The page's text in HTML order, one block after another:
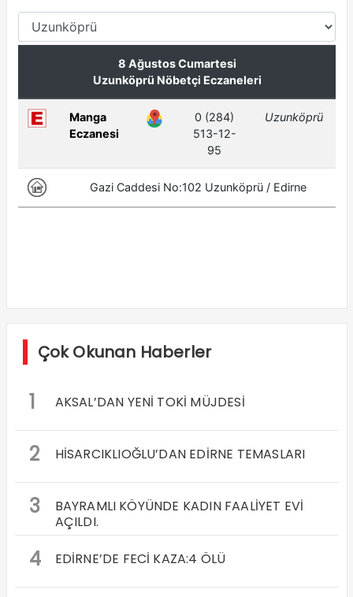
Çok Okunan Haberler
1 AKSAL’DAN YENİ TOKİ MÜJDESİ
2 HİSARCIKLIOĞLU’DAN EDİRNE TEMASLARI
3
BAYRAMLI KÖYÜNDE KADIN FAALİYET EVİ
AÇILDI.
4 EDİRNE’DE FECİ KAZA:4 ÖLÜ